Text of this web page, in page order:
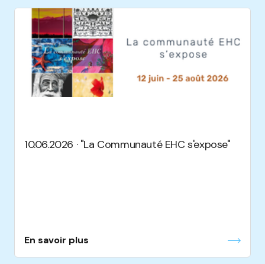
10.06.2026 · "La Communauté EHC s'expose"
En savoir plus